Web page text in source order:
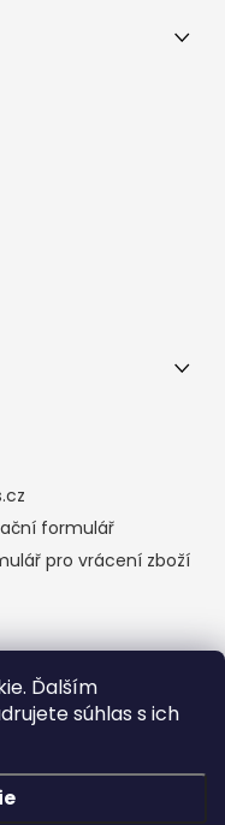
Ďalším
súhlas s ich
formulář
pro vrácení zboží